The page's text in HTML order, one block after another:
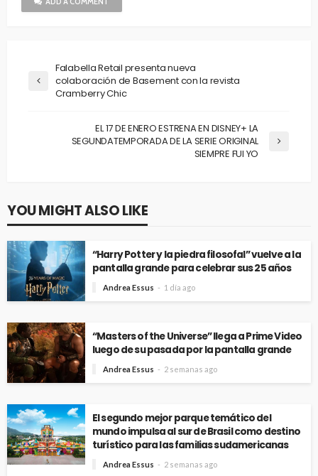
Falabella Retail presenta nueva
colaboración de Basement con la revista
Cramberry Chic
EL 17 DE ENERO ESTRENA EN DISNEY+ LA
SEGUNDATEMPORADA DE LA SERIE ORIGINAL
SIEMPRE FUI YO
YOU MIGHT ALSO LIKE
“Harry Potter y la piedra filosofal” vuelve a la
pantalla grande para celebrar sus 25 años
Andrea Essus 1 día ago
“Masters of the Universe” llega a Prime Video
luego de su pasada por la pantalla grande
Andrea Essus 2 semanas ago
El segundo mejor parque temático del
mundo impulsa al sur de Brasil como destino
turístico para las familias sudamericanas
Andrea Essus 2 semanas ago